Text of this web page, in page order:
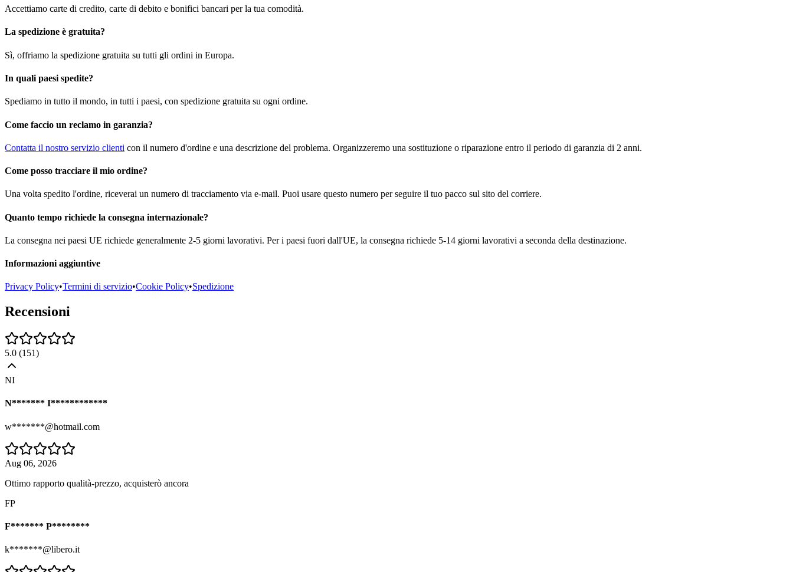
Accettiamo carte di credito, carte di debito e bonifici bancari per la tua comodità.
La spedizione è gratuita?
Sì, offriamo la spedizione gratuita su tutti gli ordini in Europa.
In quali paesi spedite?
Spediamo in tutto il mondo, in tutti i paesi, con spedizione gratuita su ogni ordine.
Come faccio un reclamo in garanzia?
Contatta il nostro servizio clienti con il numero d'ordine e una descrizione del problema. Organizzeremo una sostituzione o riparazione entro il periodo di garanzia di 2 anni.
Come posso tracciare il mio ordine?
Una volta spedito l'ordine, riceverai un numero di tracciamento via e-mail. Puoi usare questo numero per seguire il tuo pacco sul sito del corriere.
Quanto tempo richiede la consegna internazionale?
La consegna nei paesi UE richiede generalmente 2-5 giorni lavorativi. Per i paesi fuori dall'UE, la consegna richiede 5-14 giorni lavorativi a seconda della destinazione.
Informazioni aggiuntive
Privacy Policy•Termini di servizio•Cookie Policy•Spedizione
Recensioni
5.0 (151)
NI
N******* I************
w*******@hotmail.com
Aug 06, 2026
Ottimo rapporto qualità-prezzo, acquisterò ancora
FP
F******* P********
k*******@libero.it